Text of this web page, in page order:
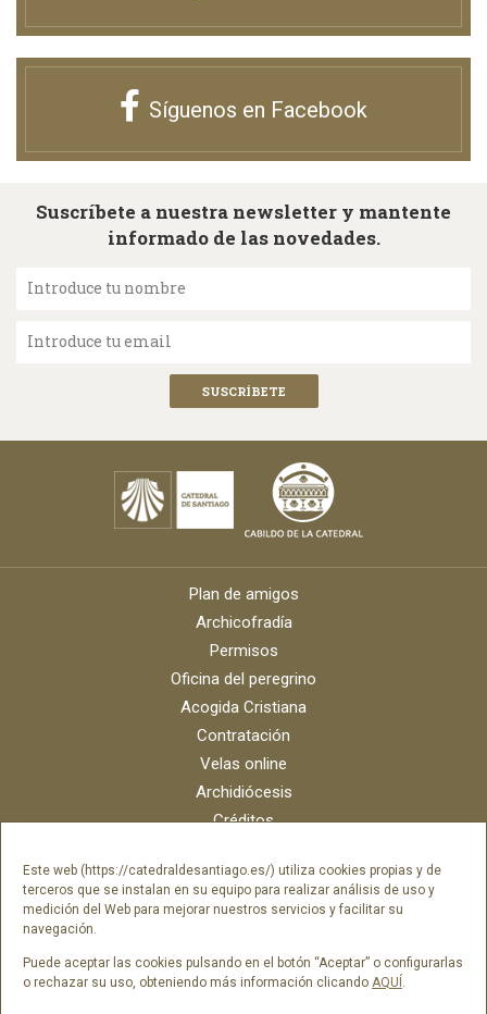
Este web (https://catedraldesantiago.es/) utiliza cookies propias y de
terceros que se instalan en su equipo para realizar análisis de uso y
medición del Web para mejorar nuestros servicios y facilitar su
navegación.
Puede aceptar las cookies pulsando en el botón “Aceptar” o configurarlas
o rechazar su uso, obteniendo más información clicando AQUÍ.
Síguenos en Facebook
Suscríbete a nuestra newsletter y mantente
informado de las novedades.
Introduce tu nombre
Introduce tu email
Plan de amigos
Archicofradía
Permisos
Oficina del peregrino
Acogida Cristiana
Contratación
Velas online
Archidiócesis
Créditos
Contacto
Portal del empleado SAMI Catedral